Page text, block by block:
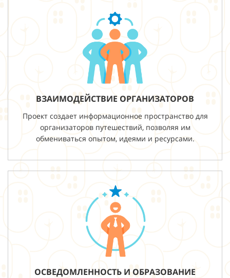
ВЗАИМОДЕЙСТВИЕ ОРГАНИЗАТОРОВ
Проект создает информационное пространство для
организаторов путешествий, позволяя им
обмениваться опытом, идеями и ресурсами.
ОСВЕДОМЛЕННОСТЬ И ОБРАЗОВАНИЕ